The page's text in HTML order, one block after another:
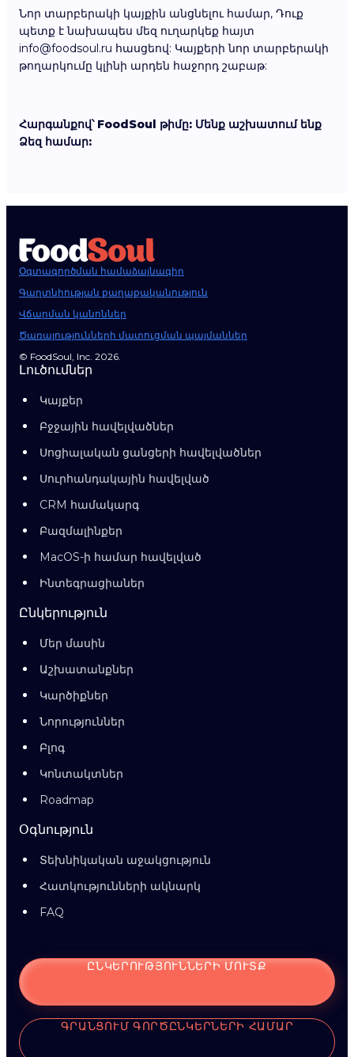
Նոր տարբերակի կայքին անցնելու համար, Դուք
պետք է նախապես մեզ ուղարկեք հայտ
info@foodsoul.ru հասցեով: Կայքերի նոր տարբերակի
թողարկումը կլինի արդեն հաջորդ շաբաթ:
Հարգանքով՝ FoodSoul թիմը: Մենք աշխատում ենք
Ձեզ համար:
Օգտագործման համաձայնագիր
Գաղտնիության քաղաքականություն
Վճարման կանոններ
Ծառայությունների մատուցման պայմաններ
© FoodSoul, Inc. 2026.
Լուծումներ
Կայքեր
Բջջային հավելվածներ
Սոցիալական ցանցերի հավելվածներ
Սուրհանդակային հավելված
CRM համակարգ
Բազմալինքեր
MacOS-ի համար հավելված
Ինտեգրացիաներ
Ընկերություն
Մեր մասին
Աշխատանքներ
Կարծիքներ
Նորություններ
Բլոգ
Կոնտակտներ
Roadmap
Օգնություն
Տեխնիկական աջակցություն
Հատկությունների ակնարկ
FAQ
ԸՆԿԵՐՈՒԹՅՈՒՆՆԵՐԻ ՄՈՒՏՔ
ԳՐԱՆՑՈՒՄ ԳՈՐԾԸՆԿԵՐՆԵՐԻ ՀԱՄԱՐ